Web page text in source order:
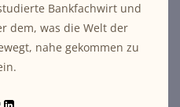
Bankfachwirt und
dem, was die Welt der
nahe gekommen zu